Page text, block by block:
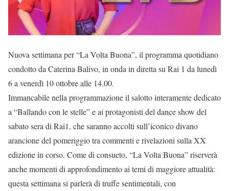
Nuova settimana per “La Volta Buona”, il programma quotidiano
condotto da Caterina Balivo, in onda in diretta su Rai 1 da lunedì
6 a venerdì 10 ottobre alle 14.00.
Immancabile nella programmazione il salotto interamente dedicato
a “Ballando con le stelle” e ai protagonisti del dance show del
sabato sera di Rai1, che saranno accolti sull’iconico divano
arancione del pomeriggio tra commenti e rivelazioni sulla XX
edizione in corso. Come di consueto, “La Volta Buona” riserverà
anche momenti di approfondimento ai temi di maggiore attualità:
questa settimana si parlerà di truffe sentimentali, con